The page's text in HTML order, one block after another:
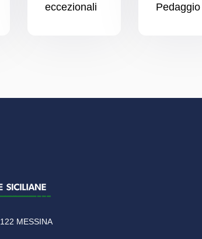
eccezionali
Pedaggio
MESSINA